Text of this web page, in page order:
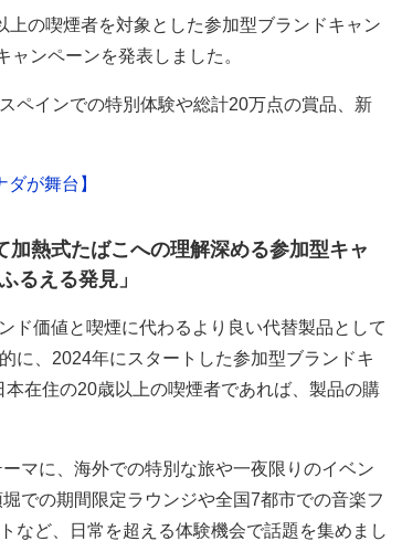
の喫煙者を対象とした参加型ブランドキャン
ンペーンを発表しました。
ペインでの特別体験や総計20万点の賞品、新
が舞台】
熱式たばこへの理解深める参加型キャ
るえる発見」
ド価値と喫煙に代わるより良い代替製品として
に、2024年にスタートした参加型ブランドキ
在住の20歳以上の喫煙者であれば、製品の購
マに、海外での特別な旅や一夜限りのイベン
での期間限定ラウンジや全国7都市での音楽フ
など、日常を超える体験機会で話題を集めまし